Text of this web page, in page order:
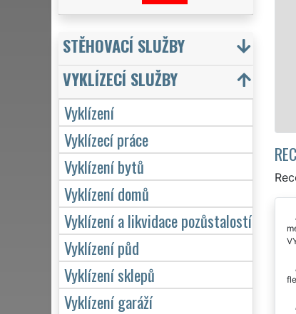
a to jak pro jednotlivce, tak
sítě EXTRA VYKLÍZENÍ
zárukou kvality. Naše služby
7 dní v týdnu včetně
Mám zájem o vyklízení
STĚHOVACÍ SLUŽBY
VYKLÍZECÍ SLUŽBY
Vyklízení
Vyklízecí práce
Vyklízení bytů
Vyklízení domů
Vyklízení a likvidace pozůstalostí
Vyklízení půd
Vyklízení sklepů
Vyklízení garáží